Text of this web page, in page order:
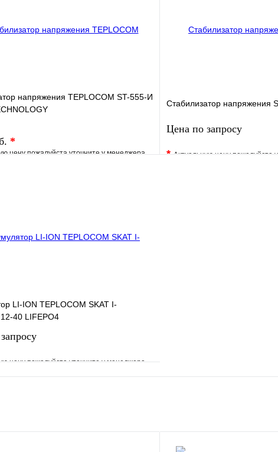
напряжения TEPLOCOM ST-555-И
*
цену пожалуйста уточните у менеджера
Стабилизатор напряжения
Цена по запросу
*Актуальную цену пожалуйста
LI-ION TEPLOCOM SKAT I-
40 LIFEPO4
цену пожалуйста уточните у менеджера
Сравнение
Запросить цену